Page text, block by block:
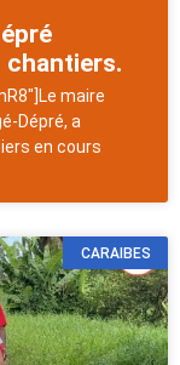
chantiers.
maire
Dépré, a
en cours
CARAIBES